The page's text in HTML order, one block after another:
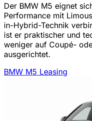
Der BMW M5 eignet
Performance mit
in-Hybrid-Technik
ist er praktischer und
weniger auf Coupé-
ausgerichtet.
BMW M5 Leasing